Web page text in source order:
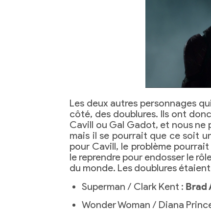
Les deux autres personnages
côté, des doublures. Ils ont
Cavill ou Gal Gadot, et nous ne
mais il se pourrait que ce soit
pour Cavill, le problème
le reprendre pour endosser le
du monde. Les doublures
Superman / Clark Kent : Brad
Wonder Woman / Diana